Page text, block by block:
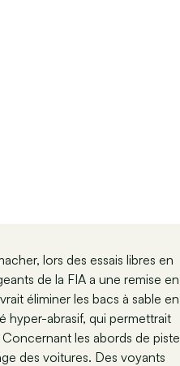
lors des essais libres en
de la FIA a une remise en
éliminer les bacs à sable en
hyper-abrasif, qui permettrait
les abords de piste
des voitures. Des voyants